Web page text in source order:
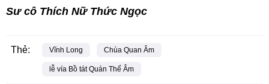
Sư cô Thích Nữ Thức Ngọc
Thẻ: Vĩnh Long Chùa Quan Âm
lễ vía Bồ tát Quán Thế Âm